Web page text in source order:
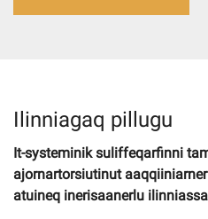
Imminut kiffartuunneq
Pilersaarutinut isaavik
Piffissamik inniminniineq
Ilinniagaq pillugu
It-systeminik suliffeqarfinni
ajornartorsiutinut
atuineq inerisaanerlu